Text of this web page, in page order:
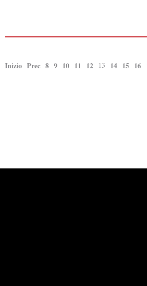
Inizio Prec 8 9 10 11 12 13 14 15 16